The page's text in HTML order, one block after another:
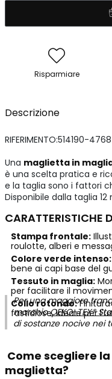
Risparmiare
Descrizione
RIFERIMENTO:514190-
Una maglietta in
è una scelta pratica e
e la taglia sono i fattori
Disponibile dalla taglia 12
CARATTERISTICHE
Stampa frontale:
roulotte, alberi e
Colore verde intenso:
bene ai capi base del
Tessuto in maglia:
per facilitare il
Collo rotondo:
fastidiose, ideale per
Per una maggiore
marchioOEKO-TEX®
di sostanze nocive nei
Come scegliere
maglietta?